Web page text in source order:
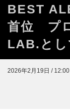
BEST
首位 プ
LAB.とし
2026年2月19日 / 12:00